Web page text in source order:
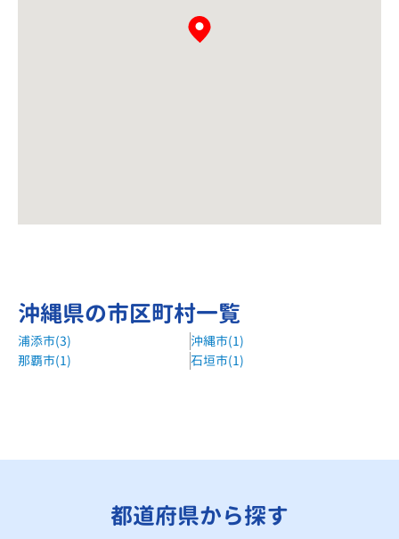
沖縄県の市区町村一覧
浦添市(3)
沖縄市(1)
那覇市(1)
石垣市(1)
都道府県から探す